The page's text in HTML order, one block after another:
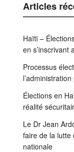
Articles
Haïti –
en s’inscrivant
Processus
Élections en
réalité
Le Dr Jean
faire de la lutte
nationale